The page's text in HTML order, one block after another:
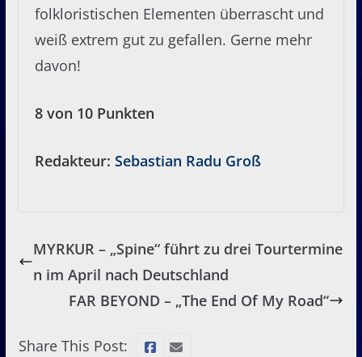
folkloristischen Elementen überrascht und
weiß extrem gut zu gefallen. Gerne mehr
davon!
8 von 10 Punkten
Redakteur: Sebastian Radu Groß
MYRKUR – „Spine“ führt zu drei Tourtermine
n im April nach Deutschland
FAR BEYOND – „The End Of My Road“
Share This Post: